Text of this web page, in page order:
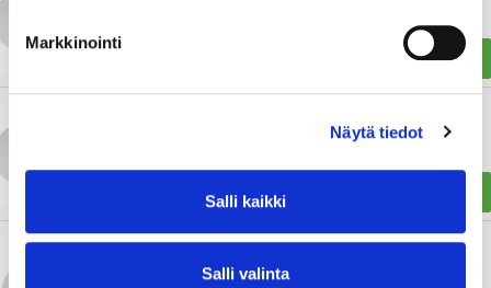
Markkinointi
Näytä tiedot
Salli kaikki
Salli valinta
OSTA
TUNNISTINVALAISIN MODUS BRSB IP44 14W
840 2000LM